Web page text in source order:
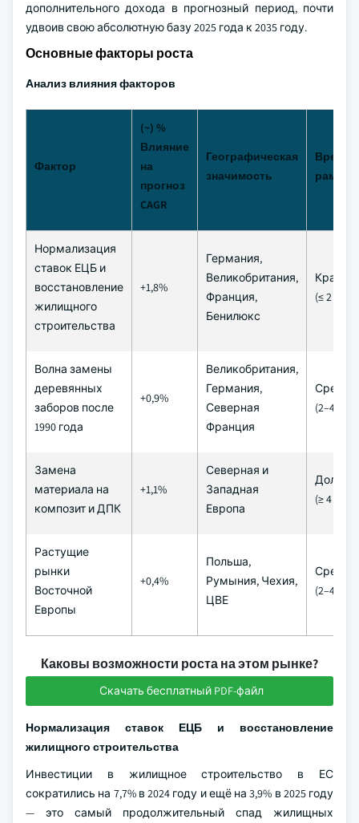
дополнительного дохода в прогнозный период, почти
удвоив свою абсолютную базу 2025 года к 2035 году.
Основные факторы роста
Анализ влияния факторов
Фактор
(~) %
Влияние
на
прогноз
CAGR
Географическая
значимость
рамки
Нормализация
ставок ЕЦБ и
восстановление
жилищного
строительства
+1,8%
Германия,
Великобритания,
Франция,
Бенилюкс
(≤ 2
Волна замены
деревянных
заборов после
1990 года
+0,9%
Великобритания,
Германия,
Северная
Франция
(2–4
Замена
материала на
композит и ДПК
+1,1%
Северная и
Западная
Европа
(≥ 4
Растущие
рынки
Восточной
Европы
+0,4%
Польша,
Румыния, Чехия,
ЦВЕ
(2–4
Каковы возможности роста на этом рынке?
Скачать бесплатный PDF-файл
Нормализация ставок ЕЦБ и восстановление
жилищного строительства
Инвестиции в жилищное строительство в ЕС
сократились на 7,7% в 2024 году и ещё на 3,9% в 2025 году
— это самый продолжительный спад жилищных